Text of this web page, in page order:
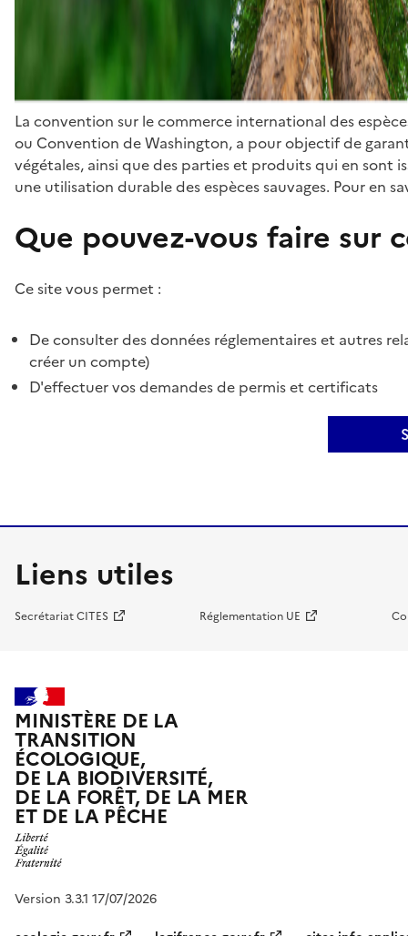
La convention sur le commerce international des
ou Convention de Washington, a pour objectif de
végétales, ainsi que des parties et produits qui en sont
une utilisation durable des espèces sauvages. Pour en
Que pouvez-vous faire sur
Ce site vous permet :
De consulter des données réglementaires et autres
créer un compte)
D'effectuer vos demandes de permis et certificats
Liens utiles
Secrétariat CITES Réglementation UE
MINISTÈRE DE LA
TRANSITION
ÉCOLOGIQUE,
DE LA BIODIVERSITÉ,
DE LA FORÊT, DE LA MER
ET DE LA PÊCHE
Version 3.3.1 17/07/2026